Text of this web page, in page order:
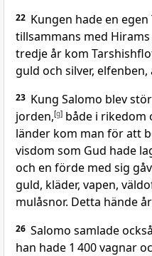
22 Kungen hade en
tillsammans med
tredje år kom
guld och silver,
23 Kung Salomo blev
jorden,[g] både i rikedom
länder kom man för att
visdom som Gud hade
och en förde med sig
guld, kläder, vapen,
mulåsnor. Detta hände
26 Salomo samlade
han hade 1 400 vagnar